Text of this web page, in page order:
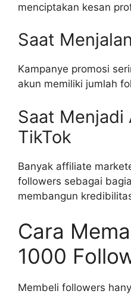
menciptakan kesan
Saat
Kampanye promosi
akun memiliki jumlah
Saat Menjadi
TikTok
Banyak affiliate
followers sebagai
membangun
Cara
1000
Membeli followers